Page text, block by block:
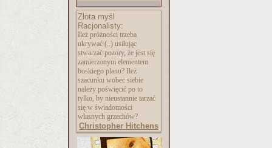
Złota myśl
Racjonalisty:
Ileż próżności trzeba
ukrywać (..) usiłując
stwarzać pozory, że jest się
zamierzonym elementem
boskiego planu? Ileż
szacunku wobec siebie
należy poświęcić po to
tylko, by nieustannie tarzać
się w świadomości
własnych grzechów?
Christopher Hitchens